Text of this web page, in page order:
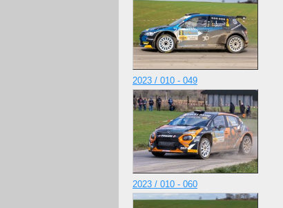
2023 / 010 - 049
2023 / 010 - 060